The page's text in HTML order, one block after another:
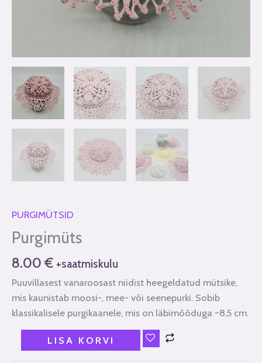
PURGIMÜTSID
Purgimüts
8.00 € +saatmiskulu
Puuvillasest vanaroosast niidist heegeldatud mütsike,
mis kaunistab moosi-, mee- või seenepurki. Sobib
klassikalisele purgikaanele, mis on läbimõõduga ~8,5 cm.
LISA KORVI